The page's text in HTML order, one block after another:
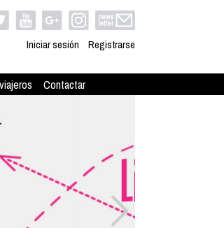
Iniciar sesión Registrarse
Contactar